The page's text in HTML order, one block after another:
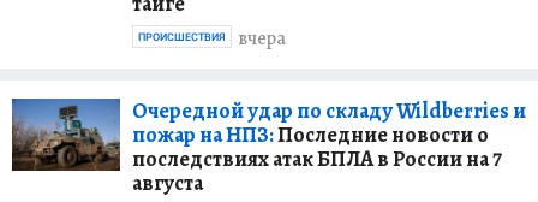
вчера
ПРОИСШЕСТВИЯ
Очередной удар по складу Wildberries и
пожар на НПЗ:Последние новости о
последствиях атак БПЛА в России на 7
августа